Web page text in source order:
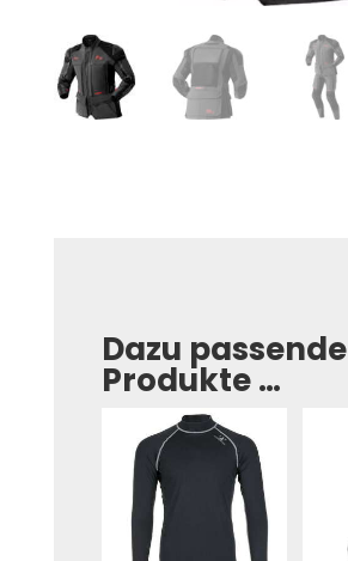
Dazu passende
Produkte …